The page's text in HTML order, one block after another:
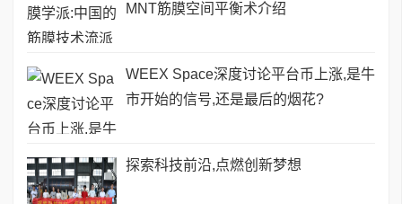
MNT筋膜空间平衡术介绍
WEEX Space深度讨论平台币上涨,是牛
市开始的信号,还是最后的烟花?
探索科技前沿,点燃创新梦想